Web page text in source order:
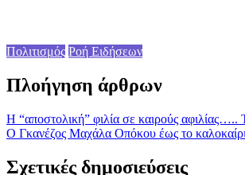
Πολιτισμός Ροή Ειδήσεων
Πλοήγηση άρθρων
Η “αποστολική” φιλία σε καιρούς
O Γκανέζος Μαχάλα Οπόκου έως το
Σχετικές δημοσιεύσεις